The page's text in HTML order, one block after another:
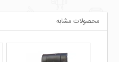
محصولات مشابه